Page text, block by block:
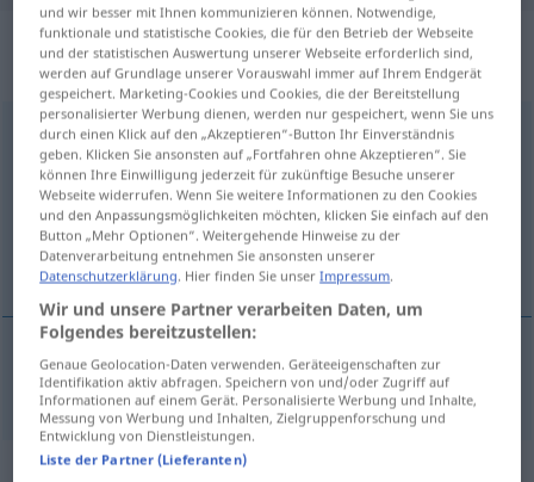
„Abstimmungsergebnis“: Neutrum,
sächlich
Abstimmungsergebnisn
Übersicht aller Übersetzungen
(Für mehr Details die Übersetzung anklicken/antippen)
uitslag van de stemming
uitslagvan destemming Abstimmungsergebnis
Synonyme für
und wir besser mit Ihnen kommunizieren können. Notwendige,
funktionale und statistische Cookies, die für den Betrieb der Webseite
und der statistischen Auswertung unserer Webseite erforderlich sind,
werden auf Grundlage unserer Vorauswahl immer auf Ihrem Endgerät
gespeichert. Marketing-Cookies und Cookies, die der Bereitstellung
personalisierter Werbung dienen, werden nur gespeichert, wenn Sie uns
durch einen Klick auf den „Akzeptieren“-Button Ihr Einverständnis
geben. Klicken Sie ansonsten auf „Fortfahren ohne Akzeptieren“. Sie
können Ihre Einwilligung jederzeit für zukünftige Besuche unserer
Webseite widerrufen. Wenn Sie weitere Informationen zu den Cookies
und den Anpassungsmöglichkeiten möchten, klicken Sie einfach auf den
Button „Mehr Optionen“. Weitergehende Hinweise zu der
Datenverarbeitung entnehmen Sie ansonsten unserer
Datenschutzerklärung . Hier finden Sie unserImpressum
Wir und unsere Partner verarbeiten Daten, um
Folgendes bereitzustellen:
Genaue Geolocation-Daten verwenden. Geräteeigenschaften zur
Identifikation aktiv abfragen. Speichern von und/oder Zugriff auf
Informationen auf einem Gerät. Personalisierte Werbung und Inhalte,
Messung von Werbung und Inhalten, Zielgruppenforschung und
Entwicklung von Dienstleistungen.
Liste der Partner (Lieferanten)